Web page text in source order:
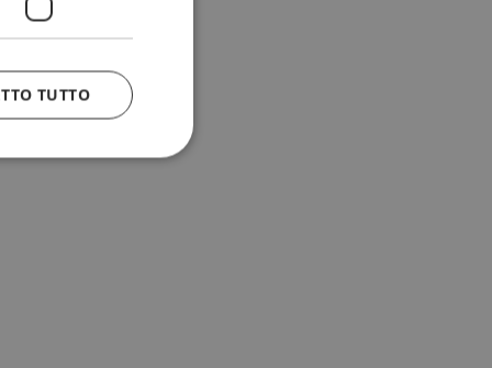
TUTTO
cookie
viene